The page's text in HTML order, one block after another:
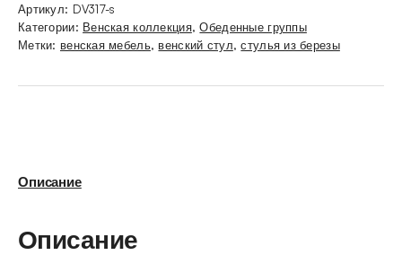
Артикул: DV317-s
Категории: Венская коллекция,Обеденные группы
Метки: венская мебель, венский стул,стулья из березы
Описание
Описание